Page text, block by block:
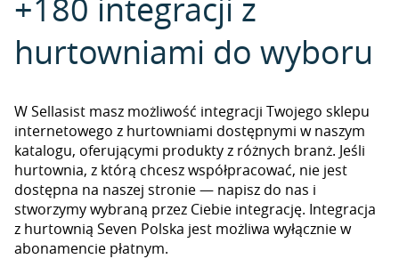
+180 integracji z
hurtowniami do wyboru
W Sellasist masz możliwość integracji Twojego sklepu
internetowego z hurtowniami dostępnymi w naszym
katalogu, oferującymi produkty z różnych branż. Jeśli
hurtownia, z którą chcesz współpracować, nie jest
dostępna na naszej stronie — napisz do nas i
stworzymy wybraną przez Ciebie integrację. Integracja
z hurtownią Seven Polska jest możliwa wyłącznie w
abonamencie płatnym.